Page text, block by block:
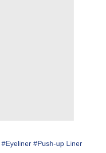
#Eyeliner #Push-up Liner